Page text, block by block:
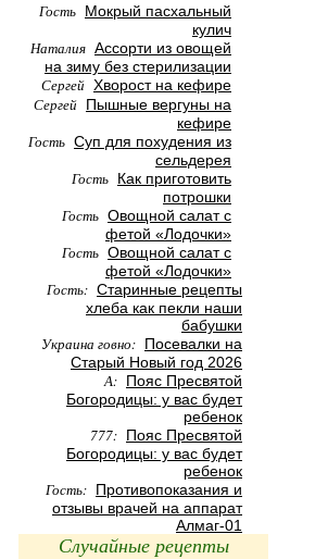
Гость Мокрый пасхальный
кулич
Наталия Ассорти из овощей
на зиму без стерилизации
Сергей Хворост на кефире
Сергей Пышные вергуны на
кефире
Гость Суп для похудения из
сельдерея
Гость Как приготовить
потрошки
Гость Овощной салат с
фетой «Лодочки»
Гость Овощной салат с
фетой «Лодочки»
Гость: Старинные рецепты
хлеба как пекли наши
бабушки
Украина говно: Посевалки на
Старый Новый год 2026
А: Пояс Пресвятой
Богородицы: у вас будет
ребенок
777: Пояс Пресвятой
Богородицы: у вас будет
ребенок
Гость: Противопоказания и
отзывы врачей на аппарат
Алмаг-01
Случайные рецепты